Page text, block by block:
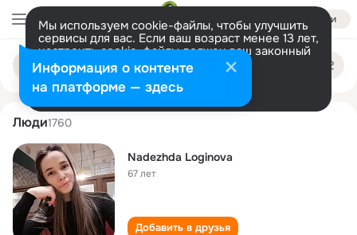
Войти
Мы используем cookie-файлы, чтобы улучшить
сервисы для вас. Если ваш возраст менее 13 лет,
настроить cookie-файлы должен ваш законный
представитель. Больше информации
Разрешить все Настроить
Поиск
людям
nadezhda loginova
Люди1760
Nadezhda Loginova
67 лет
Добавить в друзья
Информация о контенте
на платформе — здесь